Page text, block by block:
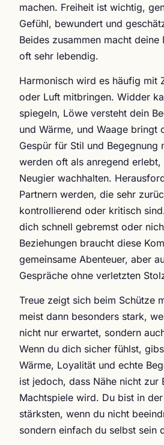
machen. Freiheit ist wichtig,
Gefühl, bewundert und
Beides zusammen macht deine
oft sehr lebendig.
Harmonisch wird es häufig mit
oder Luft mitbringen. Widder
spiegeln, Löwe versteht dein
und Wärme, und Waage bringt
Gespür für Stil und Begegnung
werden oft als anregend
Neugier wachhalten.
Partnern werden, die sehr
kontrollierend oder kritisch
dich schnell gebremst oder
Beziehungen braucht diese
gemeinsame Abenteuer, aber
Gespräche ohne verletzten
Treue zeigt sich beim Schütze
meist dann besonders stark,
nicht nur erwartet, sondern
Wenn du dich sicher fühlst,
Wärme, Loyalität und echte
ist jedoch, dass Nähe nicht zur
Machtspiele wird. Du bist in
stärksten, wenn du nicht
sondern einfach du selbst sein